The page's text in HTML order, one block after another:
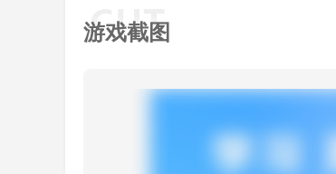
2，中文意思，英文意思，丰富的
3、词汇评价，动态评价你的词汇
4.词根词缀词典包含4300多个前
游戏截图